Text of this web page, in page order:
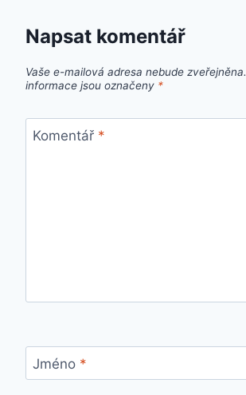
Napsat komentář
Vaše e-mailová adresa nebude zveřejněna.
informace jsou označeny *
Komentář *
Jméno *